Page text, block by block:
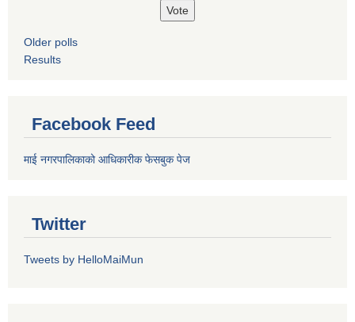
Older polls
Results
Facebook Feed
माई नगरपालिकाको आधिकारीक फेसबुक पेज
Twitter
Tweets by HelloMaiMun